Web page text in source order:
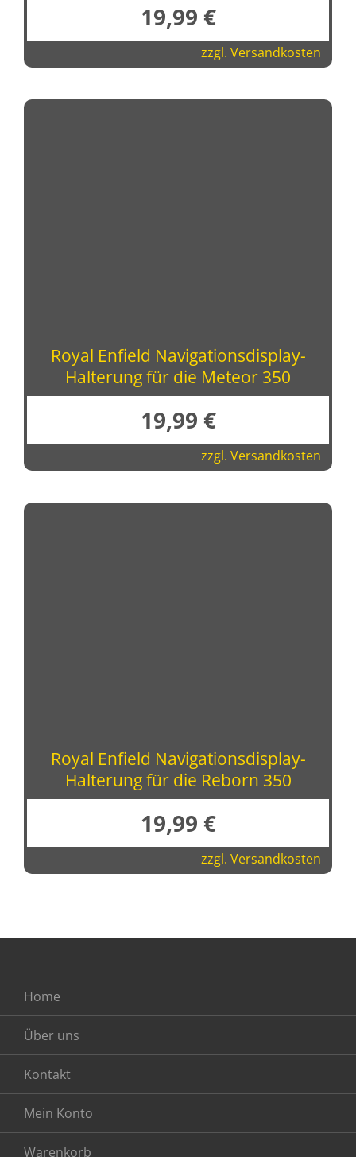
19,99 €
zzgl. Versandkosten
Royal Enfield Navigationsdisplay-
Halterung für die Meteor 350
19,99 €
zzgl. Versandkosten
Royal Enfield Navigationsdisplay-
Halterung für die Reborn 350
19,99 €
zzgl. Versandkosten
Home
Über uns
Kontakt
Mein Konto
Warenkorb